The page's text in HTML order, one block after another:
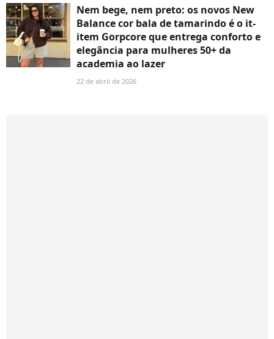
Nem bege, nem preto: os novos New
Balance cor bala de tamarindo é o it-
item Gorpcore que entrega conforto e
elegância para mulheres 50+ da
academia ao lazer
22 de abril de 2026